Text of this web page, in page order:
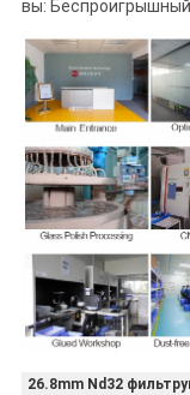
вы:
26.8mm Nd32